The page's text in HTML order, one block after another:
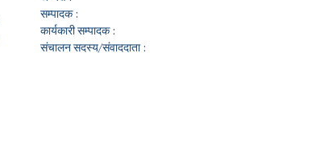
सम्पादक :
कार्यकारी सम्पादक :
संचालन सदस्य/संवाददाता :